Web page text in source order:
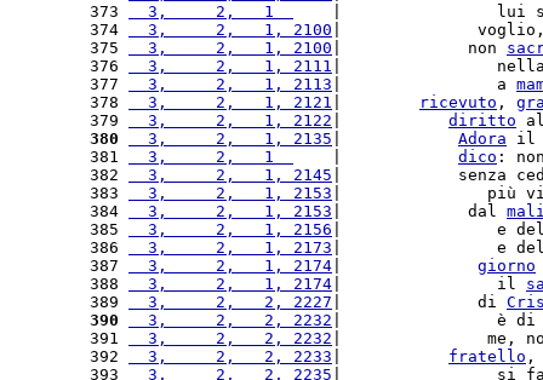
373
  3,     2,   1
|                lui
374
  3,     2,   1, 2100
|              voglio,
375
  3,     2,   1, 2100
|             non
376
  3,     2,   1, 2111
|
377
  3,     2,   1, 2113
|                a
378
  3,     2,   1, 2121
ricevuto ,
379
  3,     2,   1, 2122
diritto
380
  3,     2,   1, 2135
Adora
381
  3,     2,   1
dico :
382
  3,     2,   1, 2145
|            senza
383
  3,     2,   1, 2153
|               più
384
  3,     2,   1, 2153
|             dal
385
  3,     2,   1, 2156
|                e
386
  3,     2,   1, 2173
|                e
387
  3,     2,   1, 2174
giorno
388
  3,     2,   1, 2174
|                il
389
  3,     2,   2, 2227
|              di
390
  3,     2,   2, 2232
|                è
391
  3,     2,   2, 2232
|               me,
392
  3,     2,   2, 2233
fratello
393
  3,     2,   2, 2235
|                si